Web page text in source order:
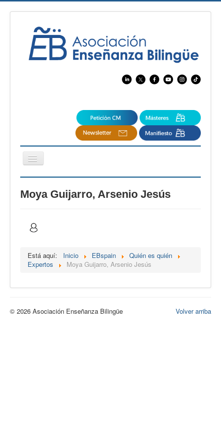
Cambiar
navegación
CertAcleB
Calidad
Recursos
Contacto
Moya Guijarro, Arsenio Jesús
Está aquí: Inicio EBspain
Quién es quién
Expertos
Moya Guijarro, Arsenio Jesús
Volver arriba
© 2026 Asociación Enseñanza Bilingüe